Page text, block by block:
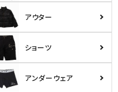
アウター
ショーツ
アンダーウェア